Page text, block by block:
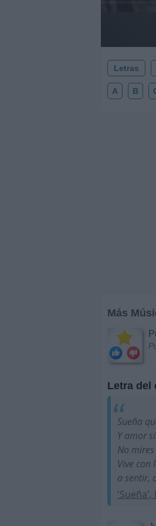
Letras
A B
Más
Letra del
Sueña
Y amor
No
Vive con
a sentir,
'Sueña',